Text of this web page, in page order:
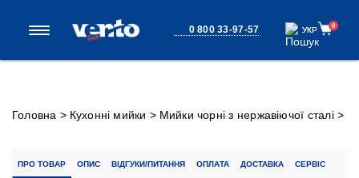
0 800 33-97-57 УКР
УКР 0
Головна > Кухонні мийки > Мийки чорні з нержавіючої сталі>
ПРО ТОВАР ОПИС ВІДГУКИ/ПИТАННЯ ОПЛАТА ДОСТАВКА СЕРВІС